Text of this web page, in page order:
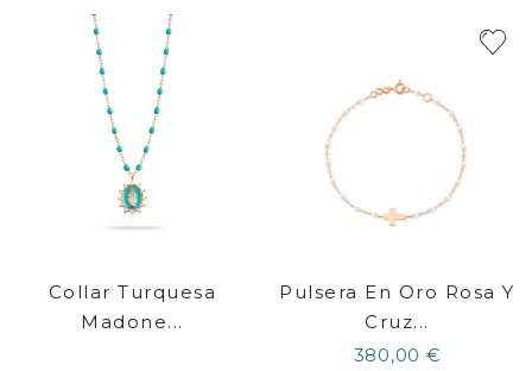
Collar Turquesa
Madone...
Pulsera En Oro Rosa Y
Cruz...
380,00 €